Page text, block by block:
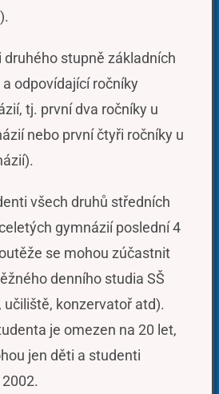
druhého stupně základních
odpovídající ročníky
tj. první dva ročníky u
nebo první čtyři ročníky u
všech druhů středních
gymnázií poslední 4
se mohou zúčastnit
denního studia SŠ
učiliště, konzervatoř atd).
je omezen na 20 let,
jen děti a studenti